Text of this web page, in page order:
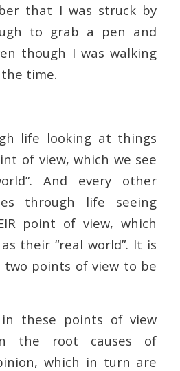
that I was struck by
to grab a pen and
though I was walking
time.
life looking at things
of view, which we see
And every other
through life seeing
point of view, which
their “real world”. It is
points of view to be
in these points of view
the root causes of
which in turn are